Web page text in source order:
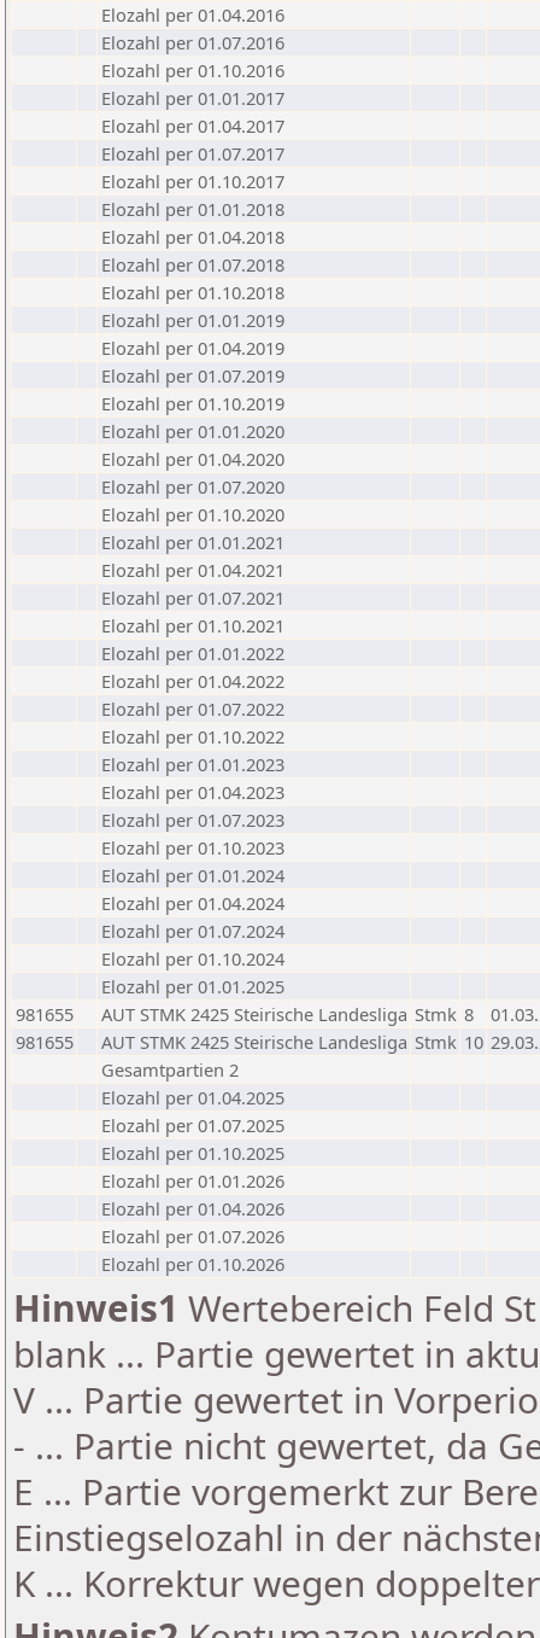
Elozahl per 01.04.2016
Elozahl per 01.07.2016
Elozahl per 01.10.2016
Elozahl per 01.01.2017
Elozahl per 01.04.2017
Elozahl per 01.07.2017
Elozahl per 01.10.2017
Elozahl per 01.01.2018
Elozahl per 01.04.2018
Elozahl per 01.07.2018
Elozahl per 01.10.2018
Elozahl per 01.01.2019
Elozahl per 01.04.2019
Elozahl per 01.07.2019
Elozahl per 01.10.2019
Elozahl per 01.01.2020
Elozahl per 01.04.2020
Elozahl per 01.07.2020
Elozahl per 01.10.2020
Elozahl per 01.01.2021
Elozahl per 01.04.2021
Elozahl per 01.07.2021
Elozahl per 01.10.2021
Elozahl per 01.01.2022
Elozahl per 01.04.2022
Elozahl per 01.07.2022
Elozahl per 01.10.2022
Elozahl per 01.01.2023
Elozahl per 01.04.2023
Elozahl per 01.07.2023
Elozahl per 01.10.2023
Elozahl per 01.01.2024
Elozahl per 01.04.2024
Elozahl per 01.07.2024
Elozahl per 01.10.2024
Elozahl per 01.01.2025
981655
AUT STMK 2425 Steirische Landesliga Stmk 8
981655
AUT STMK 2425 Steirische Landesliga Stmk 10
Gesamtpartien 2
Elozahl per 01.04.2025
Elozahl per 01.07.2025
Elozahl per 01.10.2025
Elozahl per 01.01.2026
Elozahl per 01.04.2026
Elozahl per 01.07.2026
Elozahl per 01.10.2026
Hinweis1 Wertebereich Feld
blank ... Partie gewertet in
V ... Partie gewertet in
- ... Partie nicht gewertet, da
E ... Partie vorgemerkt zur
Einstiegselozahl in der
K ... Korrektur wegen